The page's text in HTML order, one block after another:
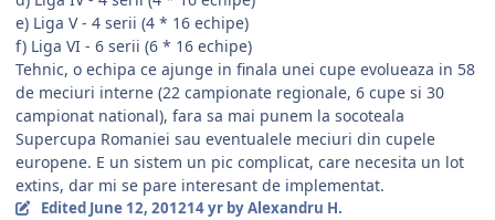
e) Liga V - 4 serii (4 * 16 echipe)
f) Liga VI - 6 serii (6 * 16 echipe)
Tehnic, o echipa ce ajunge in finala unei cupe evolueaza in 58
de meciuri interne (22 campionate regionale, 6 cupe si 30
campionat national), fara sa mai punem la socoteala
Supercupa Romaniei sau eventualele meciuri din cupele
europene. E un sistem un pic complicat, care necesita un lot
extins, dar mi se pare interesant de implementat.
Edited June 12, 201214 yrby Alexandru H.